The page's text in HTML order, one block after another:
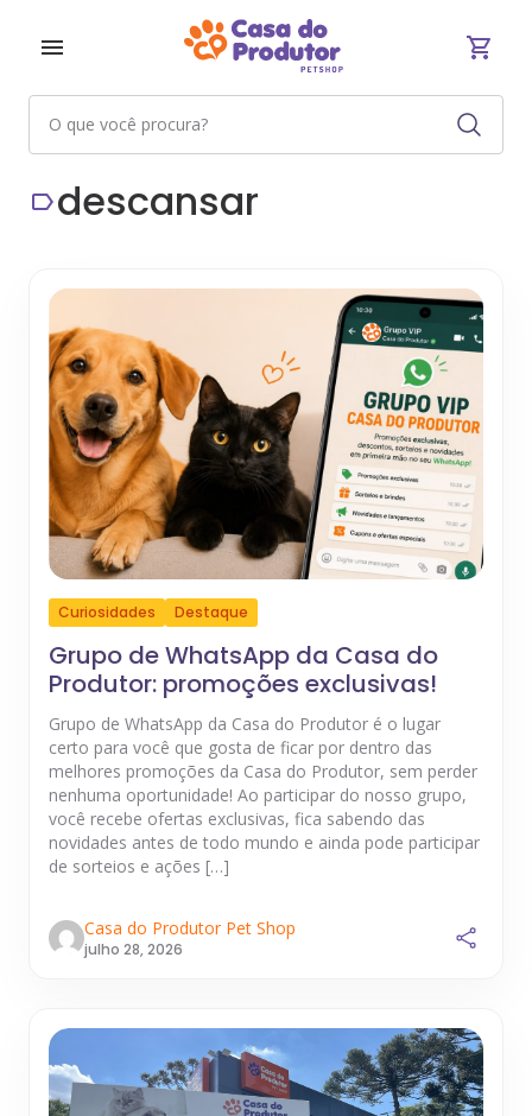
descansar
Curiosidades Destaque
Grupo de WhatsApp da Casa do
Produtor: promoções exclusivas!
Grupo de WhatsApp da Casa do Produtor é o lugar
certo para você que gosta de ficar por dentro das
melhores promoções da Casa do Produtor, sem perder
nenhuma oportunidade! Ao participar do nosso grupo,
você recebe ofertas exclusivas, fica sabendo das
novidades antes de todo mundo e ainda pode participar
de sorteios e ações […]
Casa do Produtor Pet Shop
julho 28, 2026